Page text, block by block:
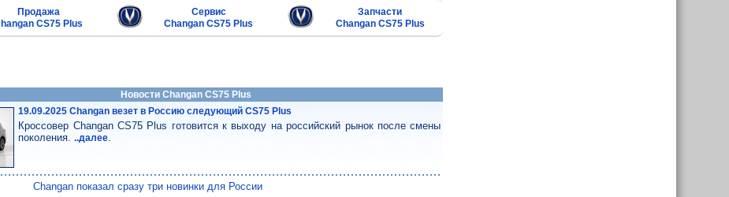
Продажа
CS75 Plus
Сервис
Changan CS75 Plus
Запчасти
Changan CS75 Plus
Новости Changan CS75 Plus
19.09.2025 Changan везет в Россию следующий CS75 Plus
Кроссовер Changan CS75 Plus готовится к выходу на российский рынок после смены
поколения...далее.
Changan показал сразу три новинки для России